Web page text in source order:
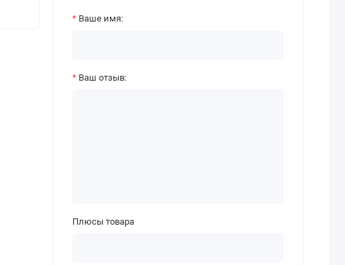
Ваше имя:
Ваш отзыв:
Плюсы товара